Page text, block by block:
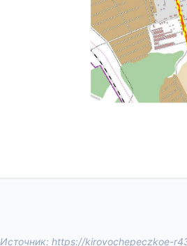
Источник: https://kirovochepeczkoe-